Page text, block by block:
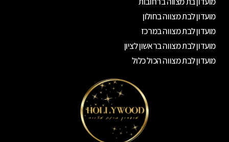
מועדון לבת מצווה בחולון
מועדון לבת מצווה במרכז
מועדון לבת מצווה בראשון לציון
מועדון לבת מצווה הכול כלול